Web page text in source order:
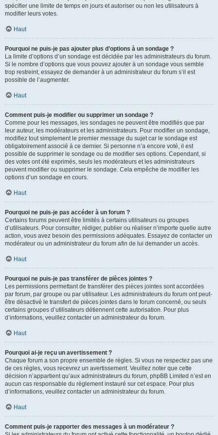
spécifier une limite de temps en jours et autoriser ou non les utilisateurs à
modifier leurs votes.
Haut
Pourquoi ne puis-je pas ajouter plus d’options à un sondage ?
La limite d’options d’un sondage est décidée par les administrateurs du forum.
Si le nombre d’options que vous pouvez ajouter à un sondage vous semble
trop restreint, essayez de demander à un administrateur du forum s’il est
possible de l’augmenter.
Haut
Comment puis-je modifier ou supprimer un sondage ?
Comme pour les messages, les sondages ne peuvent être modifiés que par
leur auteur, les modérateurs et les administrateurs. Pour modifier un sondage,
modifiez tout simplement le premier message du sujet car le sondage est
obligatoirement associé à ce dernier. Si personne n’a encore voté, il est
possible de supprimer le sondage ou de modifier ses options. Cependant, si
des votes ont été exprimés, seuls les modérateurs et les administrateurs
peuvent modifier ou supprimer le sondage. Cela empêche de modifier les
options d’un sondage en cours.
Haut
Pourquoi ne puis-je pas accéder à un forum ?
Certains forums peuvent être limités à certains utilisateurs ou groupes
d’utilisateurs. Pour consulter, rédiger, publier ou réaliser n’importe quelle autre
action, vous avez besoin des permissions adéquates. Essayez de contacter un
modérateur ou un administrateur du forum afin de lui demander un accès.
Haut
Pourquoi ne puis-je pas transférer de pièces jointes ?
Les permissions permettant de transférer des pièces jointes sont accordées
par forum, par groupe ou par utilisateur. Les administrateurs du forum ont peut-
être désactivé le transfert de pièces jointes dans le forum concerné, ou seuls
certains groupes d’utilisateurs détiennent cette autorisation. Pour plus
d’informations, veuillez contacter un administrateur du forum.
Haut
Pourquoi ai-je reçu un avertissement ?
Chaque forum a son propre ensemble de règles. Si vous ne respectez pas une
de ces règles, vous recevrez un avertissement. Veuillez noter que cette
décision n’appartient qu’aux administrateurs du forum, phpBB Limited n’est en
aucun cas responsable du règlement instauré sur cet espace. Pour plus
d’informations, veuillez contacter un administrateur du forum.
Haut
Comment puis-je rapporter des messages à un modérateur ?